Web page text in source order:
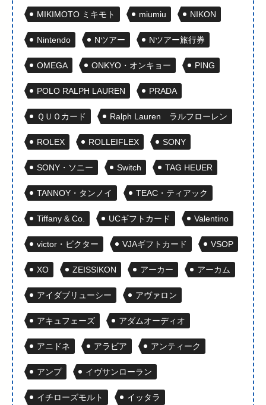
MIKIMOTO ミキモト miumiu NIKON
Nintendo Nツアー Nツアー旅行券
OMEGA ONKYO・オンキョー PING
POLO RALPH LAUREN PRADA
ＱＵＯカード Ralph Lauren ラルフローレン
ROLEX ROLLEIFLEX SONY
SONY・ソニー Switch TAG HEUER
TANNOY・タンノイ TEAC・ティアック
Tiffany & Co. UCギフトカード Valentino
victor・ビクター VJAギフトカード VSOP
XO ZEISSIKON アーカー アーカム
アイダブリューシー アヴァロン
アキュフェーズ アダムオーディオ
アニドネ アラビア アンティーク
アンプ イヴサンローラン
イチローズモルト イッタラ